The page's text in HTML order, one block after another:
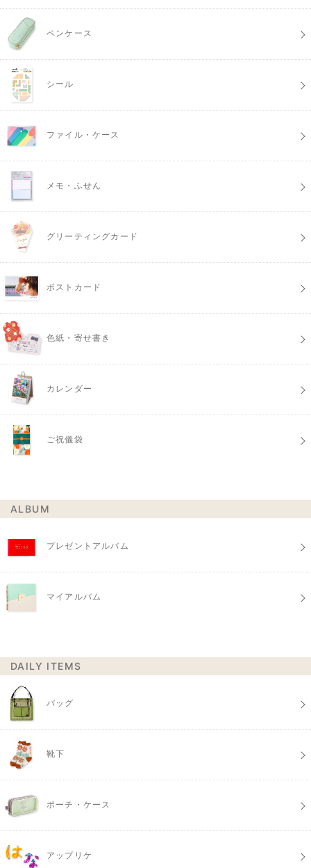
ペンケース
シール
ファイル・ケース
メモ・ふせん
グリーティングカード
ポストカード
色紙・寄せ書き
カレンダー
ご祝儀袋
ALBUM
プレゼントアルバム
マイアルバム
DAILY ITEMS
バッグ
靴下
ポーチ・ケース
アップリケ